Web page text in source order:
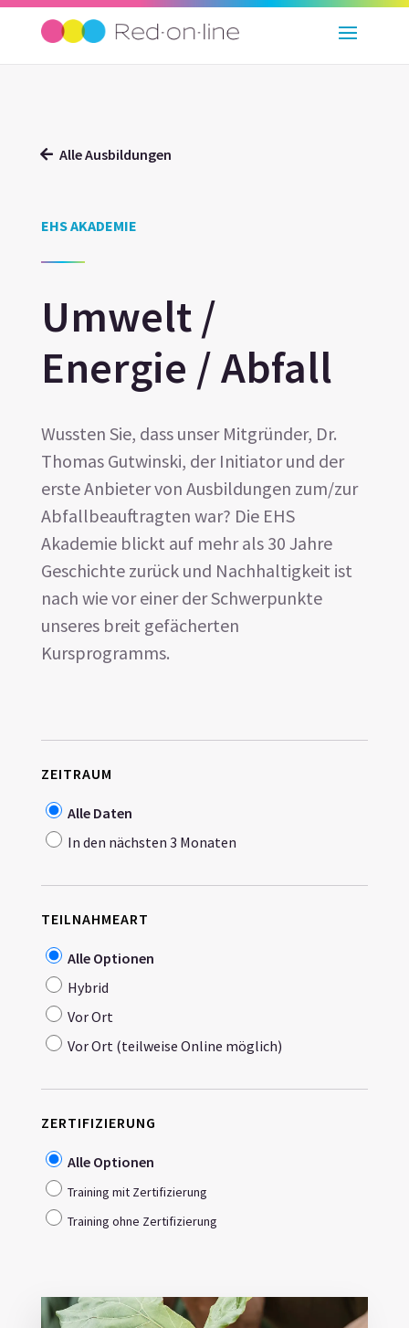
Alle Ausbildungen
EHS AKADEMIE
Umwelt /
Energie / Abfall
Wussten Sie, dass unser Mitgründer, Dr.
Thomas Gutwinski, der Initiator und der
erste Anbieter von Ausbildungen zum/zur
Abfallbeauftragten war? Die EHS
Akademie blickt auf mehr als 30 Jahre
Geschichte zurück und Nachhaltigkeit ist
nach wie vor einer der Schwerpunkte
unseres breit gefächerten
Kursprogramms.
ZEITRAUM
Alle Daten
In den nächsten 3 Monaten
TEILNAHMEART
Alle Optionen
Hybrid
Vor Ort
Vor Ort (teilweise Online möglich)
ZERTIFIZIERUNG
Alle Optionen
Training mit Zertifizierung
Training ohne Zertifizierung